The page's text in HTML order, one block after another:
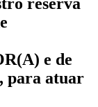
reserva
e de
para atuar